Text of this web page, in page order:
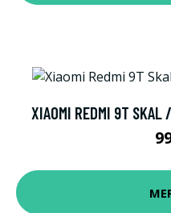
XIAOMI REDMI 9T SKAL